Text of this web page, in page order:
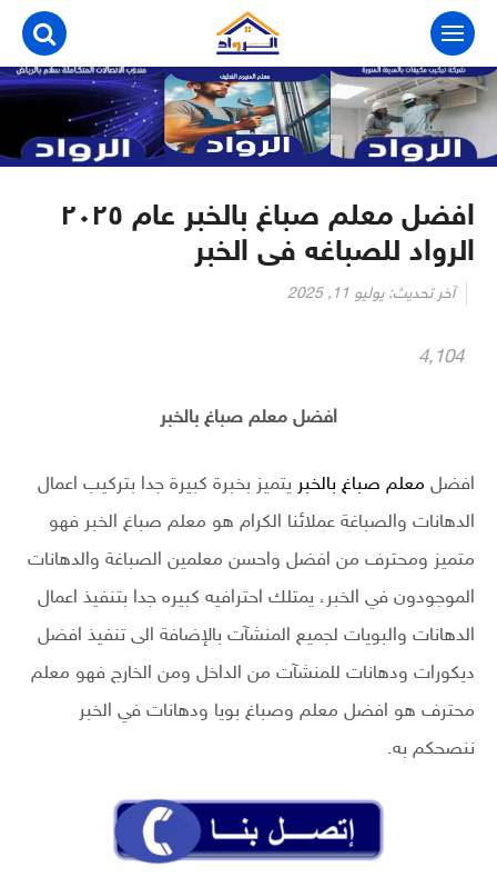
التجاوز
المحتوى
افضل معلم صباغ بالخبر عام ٢٠٢٥
الرواد للصباغه فى الخبر
آخر تحديث: يوليو 11, 2025
4٬104
افضل معلم صباغ بالخبر
افضل معلم صباغ بالخبر يتميز بخبرة كبيرة جدا بتركيب اعمال
الدهانات والصباغة عملائنا الكرام هو معلم صباغ الخبر فهو
متميز ومحترف من افضل واحسن معلمين الصباغة والدهانات
الموجودون في الخبر، يمتلك احترافيه كبيره جدا بتنفيذ اعمال
الدهانات والبويات لجميع المنشآت بالإضافة الى تنفيذ افضل
ديكورات ودهانات للمنشآت من الداخل ومن الخارج فهو معلم
محترف هو افضل معلم وصباغ بويا ودهانات في الخبر
ننصحكم به.